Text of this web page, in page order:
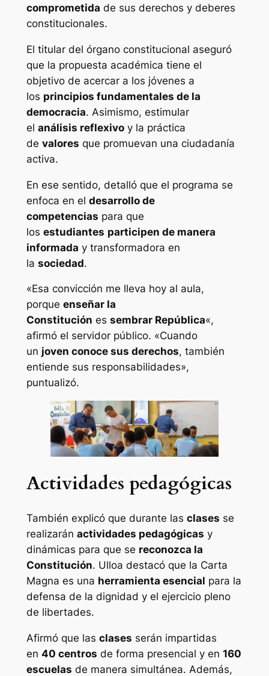
comprometida de sus derechos y deberes
constitucionales.
El titular del órgano constitucional aseguró
que la propuesta académica tiene el
objetivo de acercar a los jóvenes a
los principios fundamentales de la
democracia. Asimismo, estimular
el análisis reflexivoy la práctica
de valores que promuevan una ciudadanía
activa.
En ese sentido, detalló que el programa se
enfoca en el desarrollo de
competencias para que
los estudiantes participen de manera
informada y transformadora en
la sociedad.
«Esa convicción me lleva hoy al aula,
porque enseñar la
Constitución es sembrar República«,
afirmó el servidor público. «Cuando
un joven conoce sus derechos, también
entiende sus responsabilidades»,
puntualizó.
Actividades pedagógicas
También explicó que durante las clases se
realizarán actividades pedagógicas y
dinámicas para que se reconozca la
Constitución. Ulloa destacó que la Carta
Magna es una herramienta esencial para la
defensa de la dignidad y el ejercicio pleno
de libertades.
Afirmó que las clases serán impartidas
en 40 centros de forma presencial y en 160
escuelas de manera simultánea. Además,